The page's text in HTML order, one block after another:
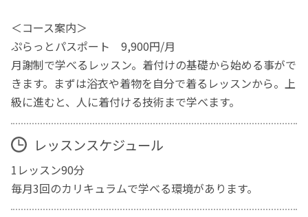
＜コース案内＞
ぷらっとパスポート 9,900円/月
月謝制で学べるレッスン。着付けの基礎から始める事がで
きます。まずは浴衣や着物を自分で着るレッスンから。上
級に進むと、人に着付ける技術まで学べます。
レッスンスケジュール
1レッスン90分
毎月3回のカリキュラムで学べる環境があります。